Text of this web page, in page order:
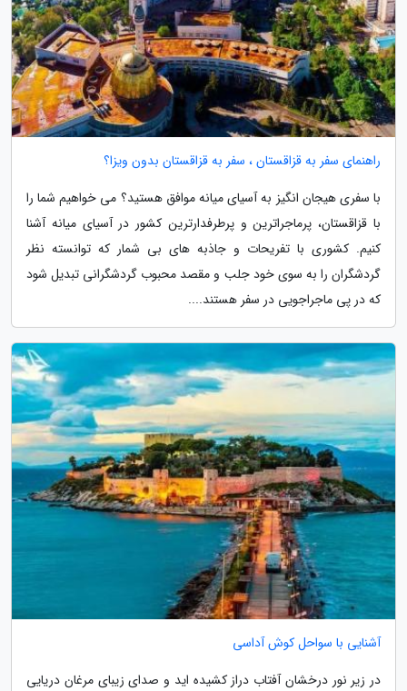
راهنمای سفر به قزاقستان ، سفر به قزاقستان بدون ویزا؟
با سفری هیجان انگیز به آسیای میانه موافق هستید؟ می خواهیم شما را
با قزاقستان، پرماجراترین و پرطرفدارترین کشور در آسیای میانه آشنا
کنیم. کشوری با تفریحات و جاذبه های بی شمار که توانسته نظر
گردشگران را به سوی خود جلب و مقصد محبوب گردشگرانی تبدیل شود
که در پی ماجراجویی در سفر هستند....
آشنایی با سواحل کوش آداسی
در زیر نور درخشان آفتاب دراز کشیده اید و صدای زیبای مرغان دریایی